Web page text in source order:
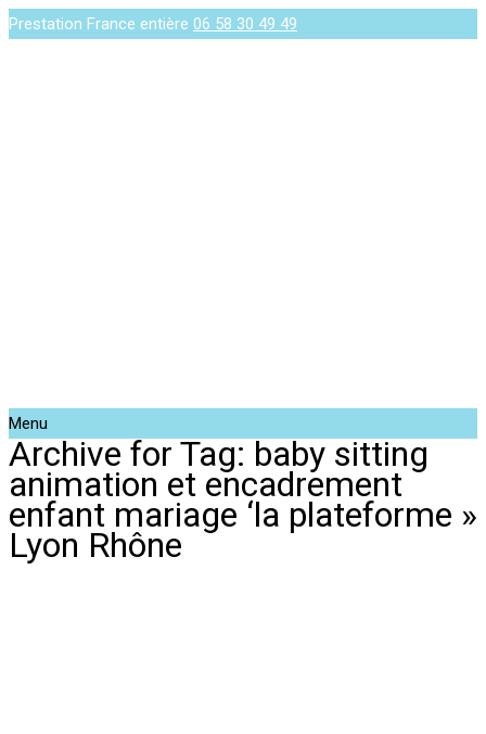
Prestation France entière 06 58 30 49 49
Menu
Archive for Tag: baby sitting
animation et encadrement
enfant mariage ‘la plateforme »
Lyon Rhône